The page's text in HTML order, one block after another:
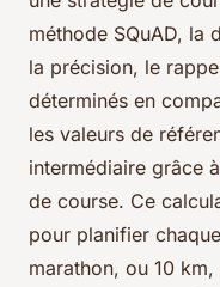
méthode SQuAD, la
la précision, le
déterminés en
les valeurs de
intermédiaire grâce
de course. Ce
pour planifier
marathon, ou 10